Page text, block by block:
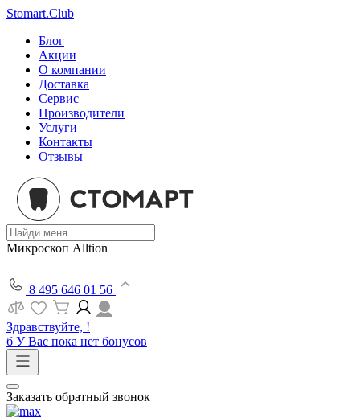
Stomart.Club
Блог
Акции
О компании
Доставка
Сервис
Производители
Услуги
Контакты
Отзывы
Микроскоп Alltion
8 495 646 01 56
Здравствуйте, !
б У Вас пока нет бонусов
Заказать обратный звонок